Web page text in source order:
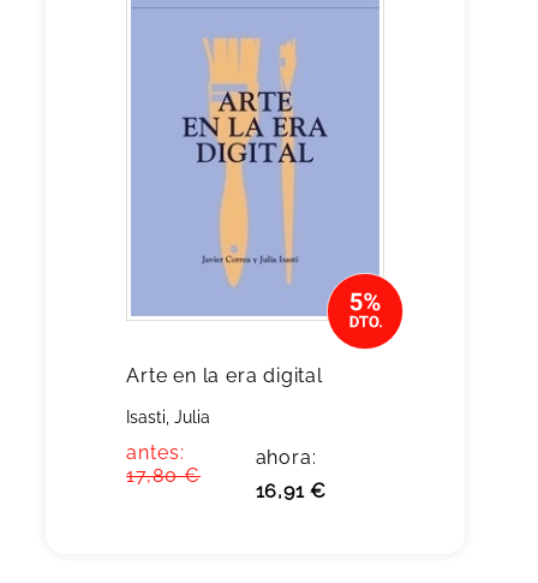
Arte en la era digital
Isasti, Julia
antes:
17,80 €
ahora:
16,91 €